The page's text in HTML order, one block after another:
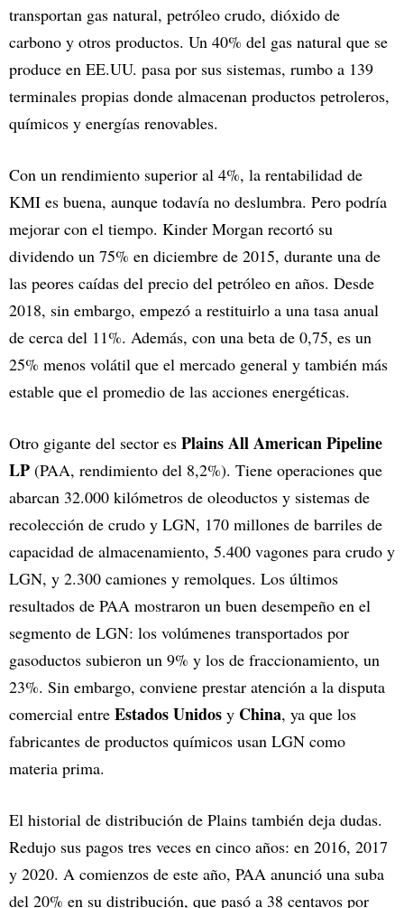
transportan gas natural, petróleo crudo, dióxido de
carbono y otros productos. Un 40% del gas natural que se
produce en EE.UU. pasa por sus sistemas, rumbo a 139
terminales propias donde almacenan productos petroleros,
químicos y energías renovables.
Con un rendimiento superior al 4%, la rentabilidad de
KMI es buena, aunque todavía no deslumbra. Pero podría
mejorar con el tiempo. Kinder Morgan recortó su
dividendo un 75% en diciembre de 2015, durante una de
las peores caídas del precio del petróleo en años. Desde
2018, sin embargo, empezó a restituirlo a una tasa anual
de cerca del 11%. Además, con una beta de 0,75, es un
25% menos volátil que el mercado general y también más
estable que el promedio de las acciones energéticas.
Otro gigante del sector es Plains All American Pipeline
LP (PAA, rendimiento del 8,2%). Tiene operaciones que
abarcan 32.000 kilómetros de oleoductos y sistemas de
recolección de crudo y LGN, 170 millones de barriles de
capacidad de almacenamiento, 5.400 vagones para crudo y
LGN, y 2.300 camiones y remolques. Los últimos
resultados de PAA mostraron un buen desempeño en el
segmento de LGN: los volúmenes transportados por
gasoductos subieron un 9% y los de fraccionamiento, un
23%. Sin embargo, conviene prestar atención a la disputa
comercial entre Estados Unidos y China, ya que los
fabricantes de productos químicos usan LGN como
materia prima.
El historial de distribución de Plains también deja dudas.
Redujo sus pagos tres veces en cinco años: en 2016, 2017
y 2020. A comienzos de este año, PAA anunció una suba
del 20% en su distribución, que pasó a 38 centavos por